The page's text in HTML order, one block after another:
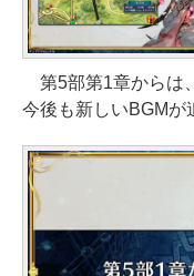
第5部第1章からは
今後も新しいBGMが